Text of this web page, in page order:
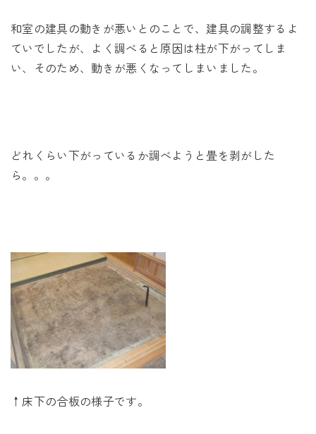
お問い合わせ
和室の建具の動きが悪いとのことで、建具の調整するよ
ていでしたが、よく調べると原因は柱が下がってしま
い、そのため、動きが悪くなってしまいました。
どれくらい下がっているか調べようと畳を剥がした
ら。。。
↑床下の合板の様子です。